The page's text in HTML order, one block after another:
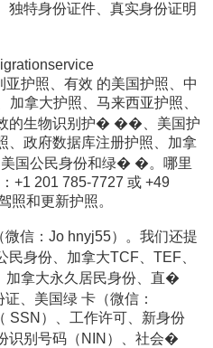
特身份证件、真实身份证明
护照、有效 的美国护照、中
拿大护照、马来西亚护照、
的生物识别护� ��、美国护
、政府数据库注册护照、加拿
国公民身份和绿� �。哪里
+1 201 785-7727 或 +49
照和更新护照。
信：Jo hnyj55）。我们还提
身份、加拿大TCF、TEF、
拿大永久居民身份、直�
、美国绿 卡（微信：
SSN）、工作许可、新身份
别号码（NIN）、社会�